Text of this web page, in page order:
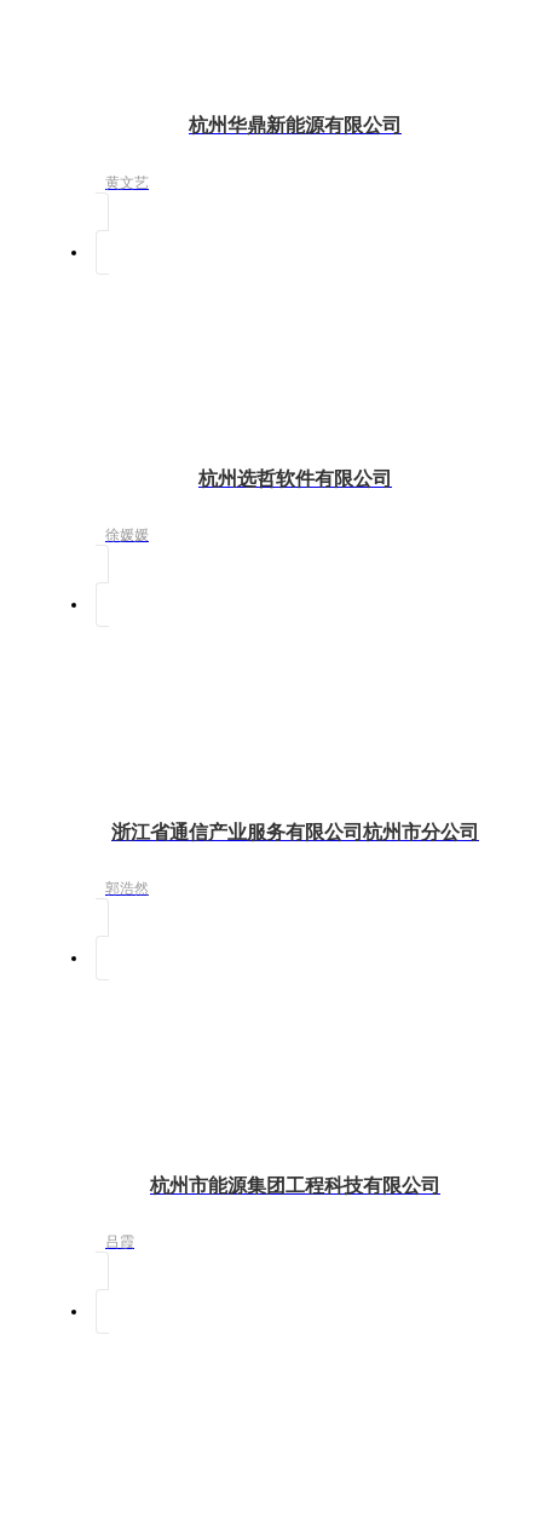
杭州华鼎新能源有限公司
黄文艺
杭州选哲软件有限公司
徐媛媛
浙江省通信产业服务有限公司杭州市分公司
郭浩然
杭州市能源集团工程科技有限公司
吕霞